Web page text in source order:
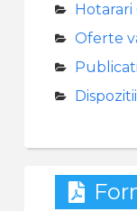
Hotarari
Oferte
Dispozitii